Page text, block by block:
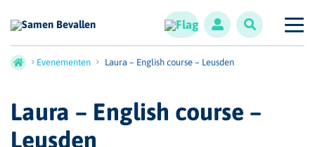
Evenementen Laura – English course – Leusden
Laura – English course –
Leusden